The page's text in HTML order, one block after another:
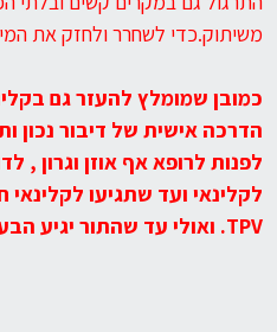
משיתוק.כדי לשחרר ולחזק את
כמובן שמומלץ להעזר גם
הדרכה אישית של דיבור נכון
לפנות לרופא אף אוזן וגרון ,
לקלינאי ועד שתגיעו
TPV. ואולי עד שהתור יגיע